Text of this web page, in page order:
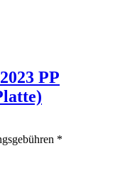
PP
*